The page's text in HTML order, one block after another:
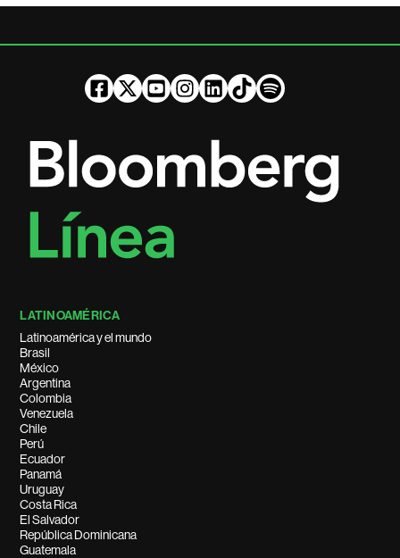
LATINOAMÉRICA
Latinoamérica y el mundo
Brasil
México
Argentina
Colombia
Venezuela
Chile
Perú
Ecuador
Panamá
Uruguay
Costa Rica
El Salvador
República Dominicana
Guatemala